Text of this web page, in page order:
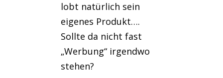
lobt natürlich sein
eigenes Produkt….
Sollte da nicht fast
„Werbung“ irgendwo
stehen?